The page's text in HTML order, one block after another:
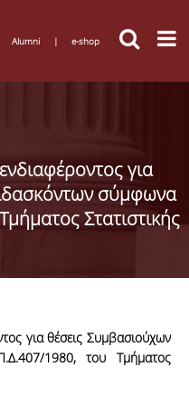
Alumni | e-shop
για
σύμφωνα
Στατιστικής
για θέσεις Συμβασιούχων
1980, του Τμήματος